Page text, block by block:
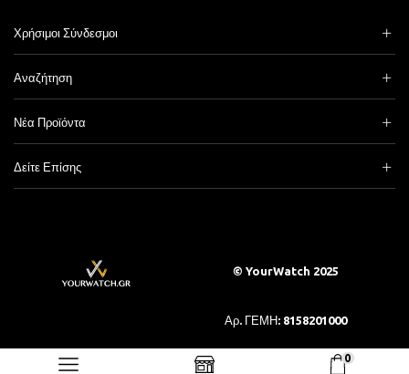
Χρήσιμοι Σύνδεσμοι
Αναζήτηση
Νέα Προϊόντα
Δείτε Επίσης
© YourWatch 2025
Αρ. ΓΕΜΗ: 8158201000
0